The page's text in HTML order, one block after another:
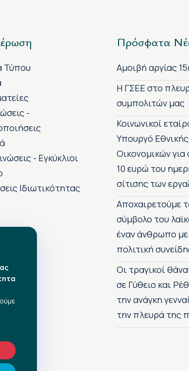
Τύπου
-
- Εγκύκλιοι
Ιδιωτικότητας
Πρόσφατα
Αμοιβή αργίας
H ΓΣΕΕ στο
συμπολιτών μας
Κοινωνικοί
Υπουργό
Οικονομικών
10 ευρώ του
σίτισης των
Αποχαιρετούμε
σύμβολο του
έναν άνθρωπο με
πολιτική
Οι τραγικοί
σε Γύθειο και
την ανάγκη
την πλευρά της